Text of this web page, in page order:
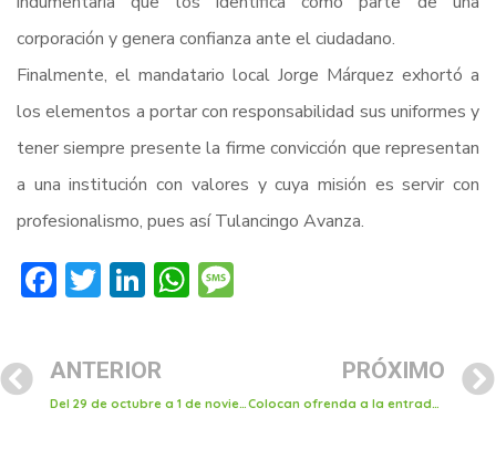
corporación y genera confianza ante el ciudadano.
Finalmente, el mandatario local Jorge Márquez exhortó a
los elementos a portar con responsabilidad sus uniformes y
tener siempre presente la firme convicción que representan
a una institución con valores y cuya misión es servir con
profesionalismo, pues así Tulancingo Avanza.
Facebook
Twitter
LinkedIn
WhatsApp
ANTERIOR
Del 29 de octubre a 1 de noviembre tianguis de día de muertos en calle libertad
PRÓXIMO
Colocan ofrenda a la entrada de la presidencia de Tulancingo